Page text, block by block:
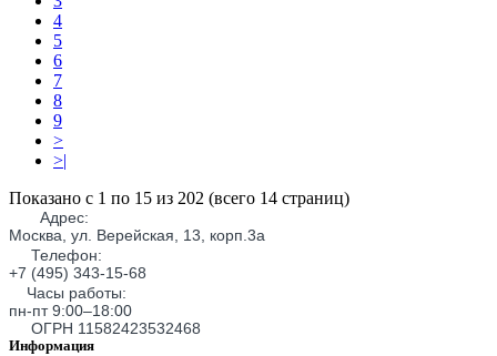
4
5
6
7
8
9
>
>|
Показано с 1 по 15 из 202 (всего 14 страниц)
Адрес:
Москва, ул. Верейская, 13, корп.3а
Телефон:
+7 (495) 343-15-68
Часы работы:
пн-пт 9:00–18:00
ОГРН 11582423532468
Информация